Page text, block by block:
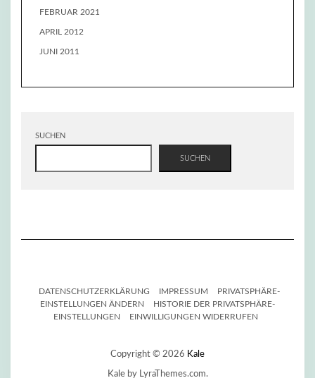
FEBRUAR 2021
APRIL 2012
JUNI 2011
SUCHEN
SUCHEN
DATENSCHUTZERKLÄRUNG IMPRESSUM
PRIVATSPHÄRE-
EINSTELLUNGEN ÄNDERN
HISTORIE DER PRIVATSPHÄRE-
EINSTELLUNGEN
EINWILLIGUNGEN WIDERRUFEN
Copyright © 2026 Kale
Kaleby LyraThemes.com.